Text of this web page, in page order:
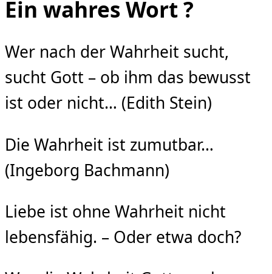
Ein wahres Wort ?
Wer nach der Wahrheit sucht,
sucht Gott – ob ihm das bewusst
ist oder nicht… (Edith Stein)
Die Wahrheit ist zumutbar…
(Ingeborg Bachmann)
Liebe ist ohne Wahrheit nicht
lebensfähig. – Oder etwa doch?